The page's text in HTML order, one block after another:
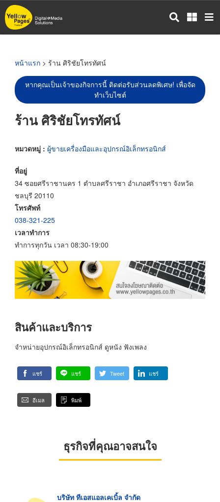
ข้าม
ไป
หน้าแรก > ร้าน ศิริชัยโทรทัศน์
หากคุณเป็นเจ้าของกิจการนี้ ติดต่อรับส่วนลดพิเศษ! เพื่อจัด
ทำเว็บไซต์
ร้าน ศิริชัยโทรทัศน์
หมวดหมู่ : ผู้ขายเครื่องมือและอุปกรณ์อิเล็กทรอนิกส์
ที่อยู่
34 ซอยศรีราชานคร 1 ตำบลศรีราชา อำเภอศรีราชา จังหวัด
ชลบุรี 20110
โทรศัพท์
038-321-225
เวลาทำการ
ทำการทุกวัน เวลา 08:30-19:00
สินค้าและบริการ
จำหน่ายอุปกรณ์อิเล็กทรอนิกส์ ดูหนัง ฟังเพลง
แชร์ แชร์ Tweet แชร์
อีเมล พิมพ์
ธุรกิจที่คุณอาจสนใจ
บริษัท ทีเอสแอลเคเบิ้ล จำกัด